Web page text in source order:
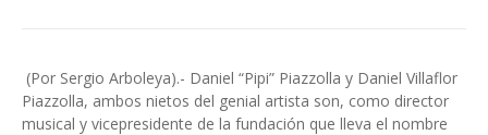
(Por Sergio Arboleya).- Daniel “Pipi” Piazzolla y Daniel Villaflor
Piazzolla, ambos nietos del genial artista son, como director
musical y vicepresidente de la fundación que lleva el nombre